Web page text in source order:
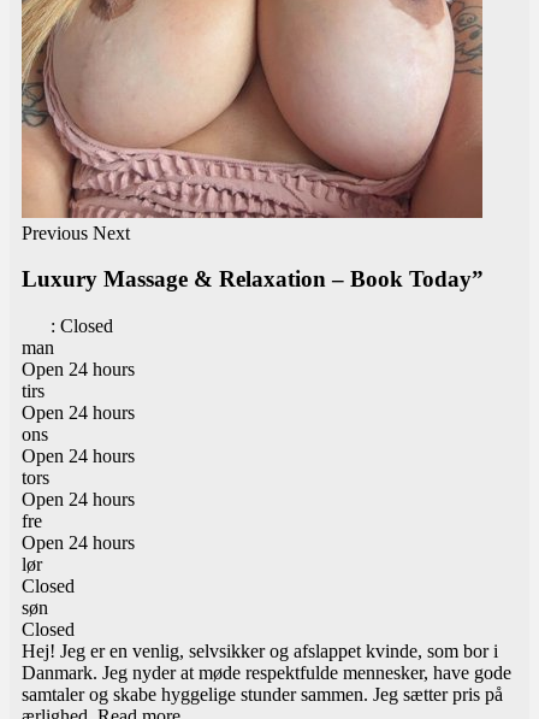
Previous Next
Luxury Massage & Relaxation – Book Today”
: Closed
man
Open 24 hours
tirs
Open 24 hours
ons
Open 24 hours
tors
Open 24 hours
fre
Open 24 hours
lør
Closed
søn
Closed
Hej! Jeg er en venlig, selvsikker og afslappet kvinde, som bor i
Danmark. Jeg nyder at møde respektfulde mennesker, have gode
samtaler og skabe hyggelige stunder sammen. Jeg sætter pris på